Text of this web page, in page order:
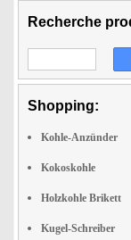
Recherche
Shopping:
Kohle-Anzünder
Kokoskohle
Holzkohle Brikett
Kugel-Schreiber